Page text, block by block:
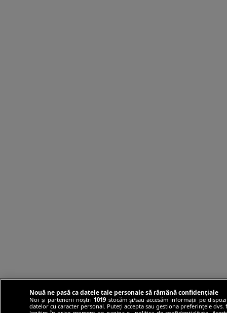
Nouă ne pasă ca datele tale personale să rămână confidențiale
Noi și partenerii noștri1019 stocăm și/sau accesăm informații pe
datelor cu caracter personal. Puteți accepta sau gestiona preferințele